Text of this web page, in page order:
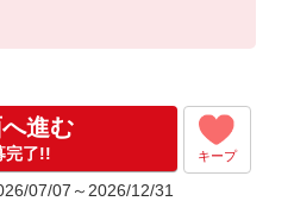
進む
完了!! キープ
07/07～2026/12/31